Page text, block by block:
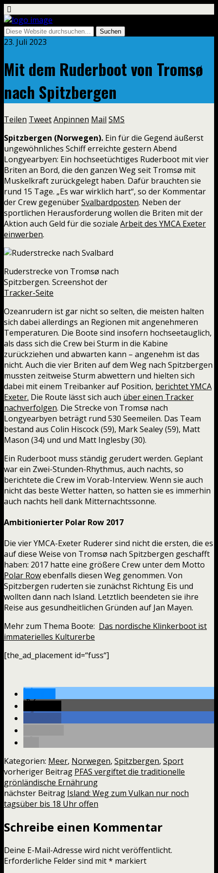
23. Juli 2023
Mit dem Ruderboot von Tromsø
nach Spitzbergen
Teilen TweetAnpinnen Mail SMS
Spitzbergen (Norwegen). Ein für die Gegend äußerst
ungewöhnliches Schiff erreichte gestern Abend
Longyearbyen: Ein hochseetüchtiges Ruderboot mit vier
Briten an Bord, die den ganzen Weg seit Tromsø mit
Muskelkraft zurückgelegt haben. Dafür brauchten sie
rund 15 Tage. „Es war wirklich hart“, so der Kommentar
der Crew gegenüberSvalbardposten. Neben der
sportlichen Herausforderung wollen die Briten mit der
Aktion auch Geld für die soziale Arbeit des YMCA Exeter
einwerben.
Ruderstrecke von Tromsø nach
Spitzbergen. Screenshot der
Tracker-Seite
Ozeanrudern ist gar nicht so selten, die meisten halten
sich dabei allerdings an Regionen mit angenehmeren
Temperaturen. Die Boote sind insofern hochseetauglich,
als dass sich die Crew bei Sturm in die Kabine
zurückziehen und abwarten kann – angenehm ist das
nicht. Auch die vier Briten auf dem Weg nach Spitzbergen
mussten zeitweise Sturm abwettern und hielten sich
dabei mit einem Treibanker auf Position, berichtet YMCA
Exeter. Die Route lässt sich auch über einen Tracker
nachverfolgen. Die Strecke von Tromsø nach
Longyearbyen beträgt rund 530 Seemeilen. Das Team
bestand aus Colin Hiscock (59), Mark Sealey (59), Matt
Mason (34) und und Matt Inglesby (30).
Ein Ruderboot muss ständig gerudert werden. Geplant
war ein Zwei-Stunden-Rhythmus, auch nachts, so
berichtete die Crew im Vorab-Interview. Wenn sie auch
nicht das beste Wetter hatten, so hatten sie es immerhin
auch nachts hell dank Mitternachtssonne.
Ambitionierter Polar Row 2017
Die vier YMCA-Exeter Ruderer sind nicht die ersten, die es
auf diese Weise von Tromsø nach Spitzbergen geschafft
haben: 2017 hatte eine größere Crew unter dem Motto
Polar Rowebenfalls diesen Weg genommen. Von
Spitzbergen ruderten sie zunächst Richtung Eis und
wollten dann nach Island. Letztlich beendeten sie ihre
Reise aus gesundheitlichen Gründen auf Jan Mayen.
Mehr zum Thema Boote: Das nordische Klinkerboot ist
immaterielles Kulturerbe
[the_ad_placement id=“fuss“]
Kategorien: Meer, Norwegen, Spitzbergen, Sport
vorheriger Beitrag PFAS vergiftet die traditionelle
grönländische Ernährung
nächster Beitrag Island: Weg zum Vulkan nur noch
tagsüber bis 18 Uhr offen
Schreibe einen Kommentar
Deine E-Mail-Adresse wird nicht veröffentlicht.
Erforderliche Felder sind mit* markiert